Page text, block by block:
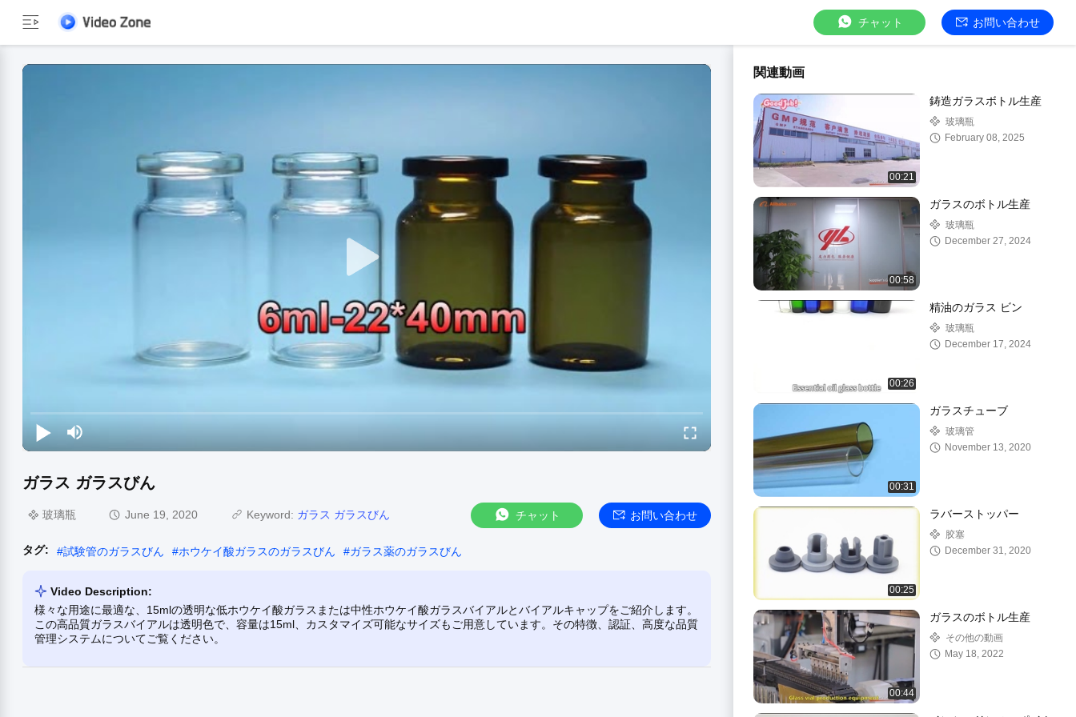
チャット お問い合わせ
ガラス ガラスびん
玻璃瓶 June 19, 2020 Keyword: ガラス ガラスびん チャット お問い合わせ
タグ: #試験管のガラスびん #ホウケイ酸ガラスのガラスびん #ガラス薬のガラスびん
Video Description:
様々な用途に最適な、15mlの透明な低ホウケイ酸ガラスまたは中性ホウケイ酸ガラスバイアルとバイアルキャップをご紹介します。
この高品質ガラスバイアルは透明色で、容量は15ml、カスタマイズ可能なサイズもご用意しています。その特徴、認証、高度な品質
管理システムについてご覧ください。
関連動画
00:21
鋳造ガラスボトル生産
玻璃瓶
February 08, 2025
00:58
ガラスのボトル生産
玻璃瓶
December 27, 2024
00:26
精油のガラス ビン
玻璃瓶
December 17, 2024
00:31
ガラスチューブ
玻璃管
November 13, 2020
00:25
ラバーストッパー
胶塞
December 31, 2020
00:44
ガラスのボトル生産
その他の動画
May 18, 2022